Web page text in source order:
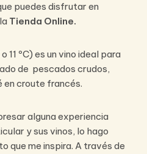
puedes disfrutar en
Tienda Online.
11 ºC) es un vino ideal para
de pescados crudos,
croute francés.
alguna experiencia
y sus vinos, lo hago
que me inspira. A través de